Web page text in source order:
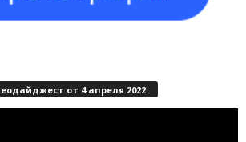
от 4 апреля 2022